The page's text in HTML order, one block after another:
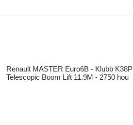
Renault MASTER Euro6B - Klubb K38P
Telescopic Boom Lift 11.9M - 2750 hou